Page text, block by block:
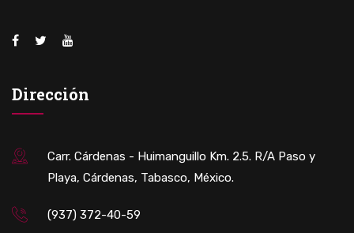
Dirección
Carr. Cárdenas - Huimanguillo Km. 2.5. R/A Paso y
Playa, Cárdenas, Tabasco, México.
(937) 372-40-59